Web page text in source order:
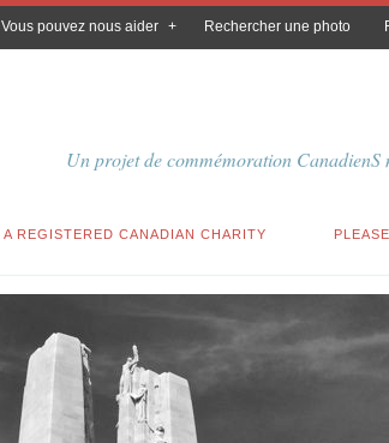
Vous pouvez nous aider Rechercher une photo
Un projet de commémoration CanadienS
A REGISTERED CANADIAN CHARITY